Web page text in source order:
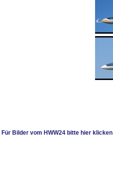
Für Bilder vom HWW24 bitte hier klicken